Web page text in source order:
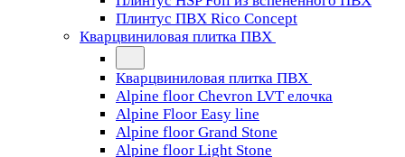
Плинтус ПВХ Rico Concept
Кварцвиниловая плитка ПВХ
Кварцвиниловая плитка ПВХ
Alpine floor Chevron LVT елочка
Alpine Floor Easy line
Alpine floor Grand Stone
Alpine floor Light Stone